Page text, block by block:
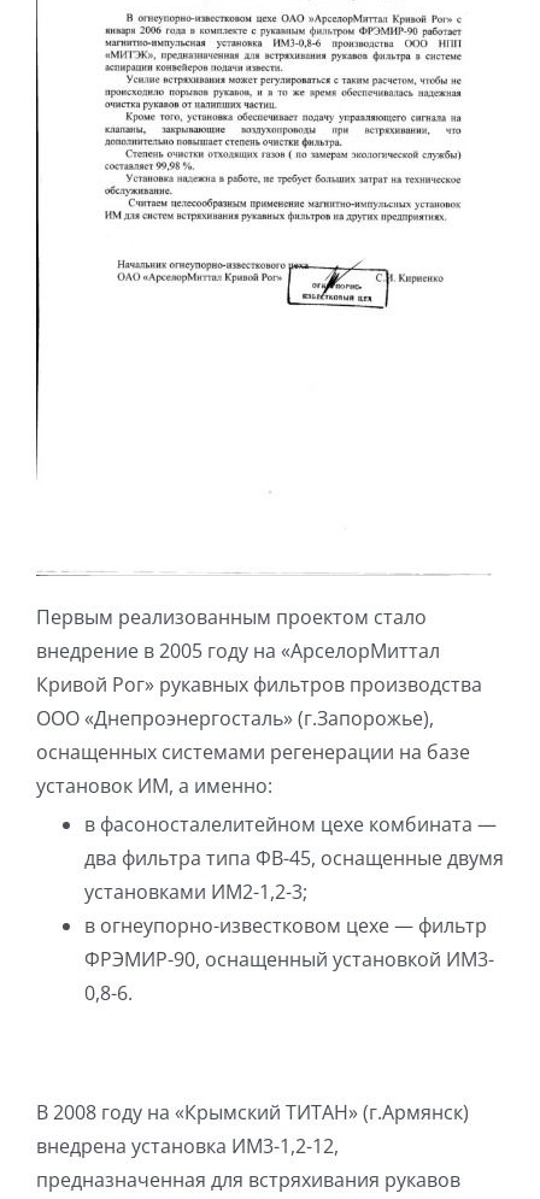
Первым реализованным проектом стало
внедрение в 2005 году на «АрселорМиттал
Кривой Рог» рукавных фильтров производства
ООО «Днепроэнергосталь» (г.Запорожье),
оснащенных системами регенерации на базе
установок ИМ, а именно:
в фасоносталелитейном цехе комбината —
два фильтра типа ФВ-45, оснащенные двумя
установками ИМ2-1,2-3;
в огнеупорно-известковом цехе — фильтр
ФРЭМИР-90, оснащенный установкой ИМ3-
0,8-6.
В 2008 году на «Крымский ТИТАН» (г.Армянск)
внедрена установка ИМ3-1,2-12,
предназначенная для встряхивания рукавов